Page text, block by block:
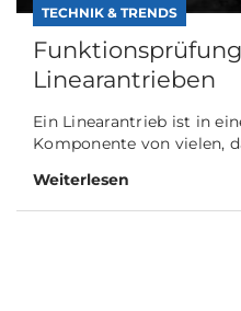
TECHNIK & TRENDS
Linearantrieben
Ein Linearantrieb ist in
Komponente von vielen,
Weiterlesen